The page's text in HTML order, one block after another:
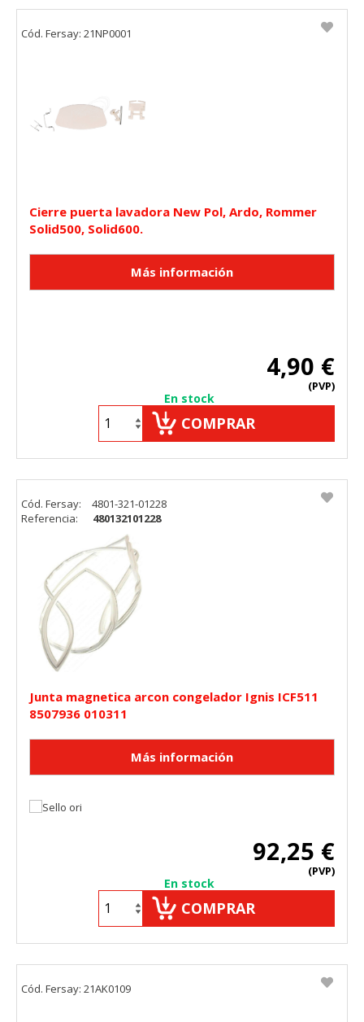
Cierre puerta lavadora New Pol, Ardo, Rommer
Solid500, Solid600.
4,90 €
(PVP)
En stock
COMPRAR
Cód. Fersay: 21NP0001
Junta magnetica arcon congelador Ignis ICF511
8507936 010311
92,25 €
(PVP)
En stock
COMPRAR
Cód. Fersay:
4801-321-01228
Referencia:
480132101228
Cód. Fersay: 21AK0109